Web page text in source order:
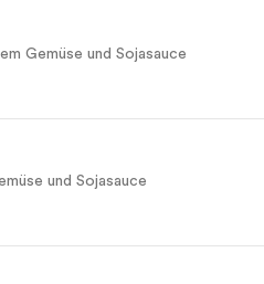
Gemüse und Sojasauce
und Sojasauce